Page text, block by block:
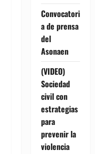
Convocatori
a de prensa
del
Asonaen
(VIDEO)
Sociedad
civil con
estrategias
para
prevenir la
violencia